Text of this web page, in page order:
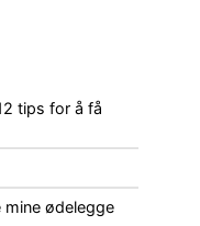
tips for å få
mine ødelegge